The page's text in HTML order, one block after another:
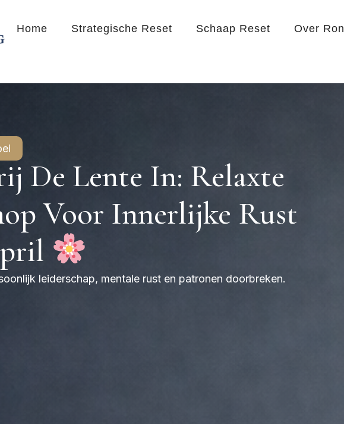
Home Strategische Reset Schaap Reset Over Ron
De Lente In: Relaxte
Voor Innerlijke Rust
leiderschap, mentale rust en patronen doorbreken.